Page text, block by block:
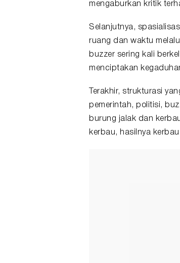
mengaburkan kritik
Selanjutnya,
ruang dan waktu
buzzer sering kali
menciptakan
Terakhir, strukturasi
pemerintah, politisi,
burung jalak dan
kerbau, hasilnya